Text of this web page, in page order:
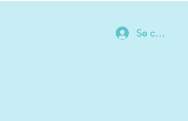
Se